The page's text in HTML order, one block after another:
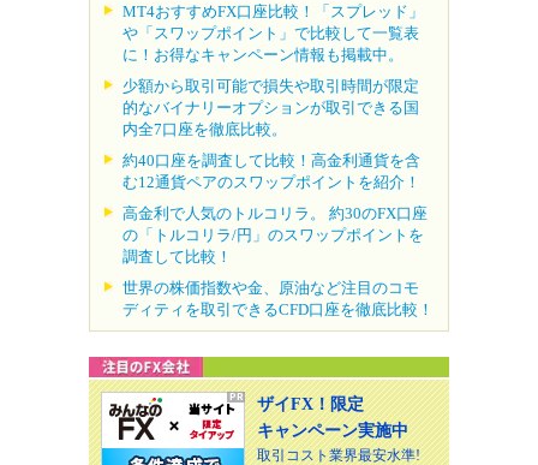
MT4おすすめFX口座比較！「スプレッド」
や「スワップポイント」で比較して一覧表
に！お得なキャンペーン情報も掲載中。
少額から取引可能で損失や取引時間が限定
的なバイナリーオプションが取引できる国
内全7口座を徹底比較。
約40口座を調査して比較！高金利通貨を含
む12通貨ペアのスワップポイントを紹介！
高金利で人気のトルコリラ。 約30のFX口座
の「トルコリラ/円」のスワップポイントを
調査して比較！
世界の株価指数や金、原油など注目のコモ
ディティを取引できるCFD口座を徹底比較！
ザイFX！限定
キャンペーン実施中
取引コスト業界最安水準!